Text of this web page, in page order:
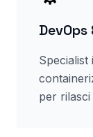
DevOps
Specialist
per rilasci